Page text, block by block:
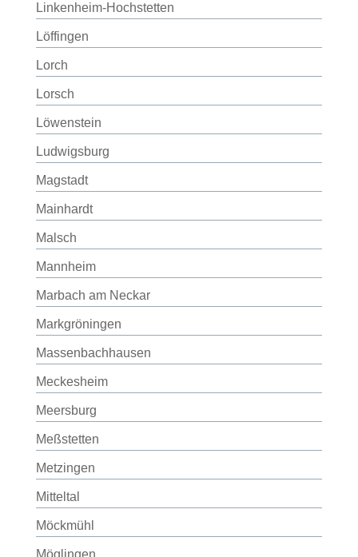
Linkenheim-Hochstetten
Löffingen
Lorch
Lorsch
Löwenstein
Ludwigsburg
Magstadt
Mainhardt
Malsch
Mannheim
Marbach am Neckar
Markgröningen
Massenbachhausen
Meckesheim
Meersburg
Meßstetten
Metzingen
Mitteltal
Möckmühl
Möglingen